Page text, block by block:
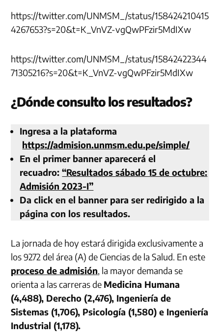
https://twitter.com/UNMSM_/status/158424210415
4267653?s=20&t=K_VnVZ-vgQwPFzir5MdIXw
https://twitter.com/UNMSM_/status/15842422344
71305216?s=20&t=K_VnVZ-vgQwPFzir5MdIXw
¿Dónde consulto los resultados?
Ingresa a la plataforma
https://admision.unmsm.edu.pe/simple/
En el primer banner aparecerá el
recuadro:“Resultados sábado 15 de octubre:
Admisión 2023-I”
Da click en el banner para ser redirigido a la
página con los resultados.
La jornada de hoy estará dirigida exclusivamente a
los 9272 del área (A) de Ciencias de la Salud. En este
proceso de admisión, la mayor demanda se
orienta a las carreras de Medicina Humana
(4,488), Derecho (2,476), Ingeniería de
Sistemas (1,706), Psicología (1,580) e Ingeniería
Industrial (1,178).